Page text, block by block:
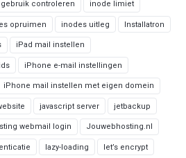
controleren inode limiet
opruimen inodes uitleg Installatron
iPad mail instellen
iPhone e-mail instellingen
iPhone mail instellen met eigen domein
javascript server jetbackup
webmail login Jouwebhosting.nl
lazy-loading let’s encrypt